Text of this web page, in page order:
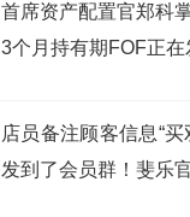
首席资产配置官郑科
3个月持有期FOF正在
店员备注顾客信息“
发到了会员群！斐乐